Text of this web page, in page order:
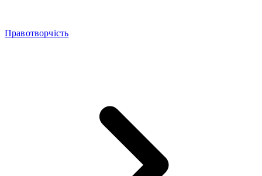
Правотворчість